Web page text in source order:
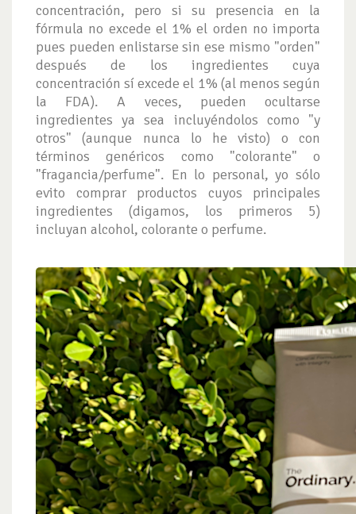
concentración, pero si su presencia en la
fórmula no excede el 1% el orden no importa
pues pueden enlistarse sin ese mismo "orden"
después de los ingredientes cuya
concentración sí excede el 1% (al menos según
la FDA). A veces, pueden ocultarse
ingredientes ya sea incluyéndolos como "y
otros" (aunque nunca lo he visto) o con
términos genéricos como "colorante" o
"fragancia/perfume". En lo personal, yo sólo
evito comprar productos cuyos principales
ingredientes (digamos, los primeros 5)
incluyan alcohol, colorante o perfume.